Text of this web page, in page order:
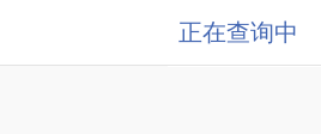
正在查询中